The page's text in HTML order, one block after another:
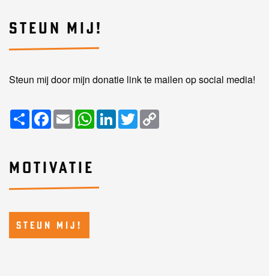
STEUN MIJ!
Steun mij door mijn donatie link te mailen op social media!
ShareFacebook
EmailWhatsApp
LinkedIn
Twitter
MOTIVATIE
STEUN MIJ!